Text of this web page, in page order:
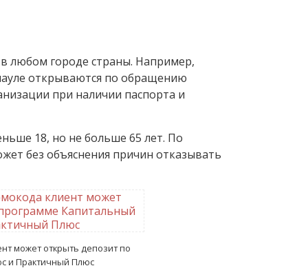
любом городе страны. Например,
открываются по обращению
при наличии паспорта и
18, но не больше 65 лет. По
без объяснения причин отказывать
может открыть депозит по
и Практичный Плюс